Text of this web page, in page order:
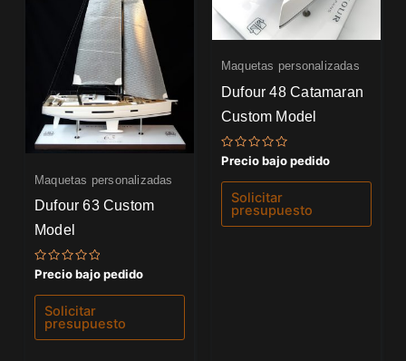
Maquetas personalizadas
Dufour 63 Custom
Model
Valorado
0
de
Precio bajo pedido
Solicitar
presupuesto
Maquetas personalizadas
Dufour 48 Catamaran
Custom Model
Valorado
con
0
de
Precio bajo pedido
Solicitar
presupuesto